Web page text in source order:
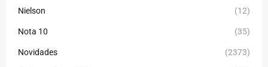
Nielson (12)
Nota 10 (35)
Novidades (2373)